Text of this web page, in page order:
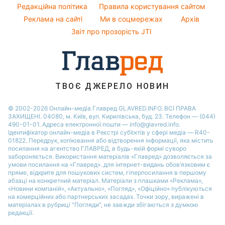
Філіп Кіркоров
Олена Зеленська
Святкове меню
Курс валют
Редакційна політика
Правила користування сайтом
Реклама на сайті
Ми в соцмережах
Архів
Звіт про прозорість JTI
ТВОЄ ДЖЕРЕЛО НОВИН
© 2002-2026 Онлайн-медіа Главред GLAVRED.INFO. ВСІ ПРАВА
ЗАХИЩЕНІ. 04080, м. Київ, вул. Кирилівська, буд. 23. Телефон — (044)
490-01-01. Адреса електронної пошти — info@glavred.info.
Ідентифікатор онлайн-медіа в Реєстрі суб’єктів у сфері медіа — R40-
01822. Передрук, копіювання або відтворення інформації, яка містить
посилання на агентство ГЛАВРЕД, в будь-якій формi суворо
забороняється. Використання матеріалів «Главред» дозволяється за
умови посилання на «Главред». для інтернет-видань обов’язковим є
пряме, відкрите для пошукових систем, гіперпосилання в першому
абзаці на конкретний матеріал. Матеріали з плашками «Реклама»,
«Новини компаній», «Актуально», «Погляд», «Офіційно» публікуються
на комерційних або партнерських засадах. Точки зору, виражені в
матеріалах в рубриці "Погляди", не завжди збігаються з думкою
редакції.